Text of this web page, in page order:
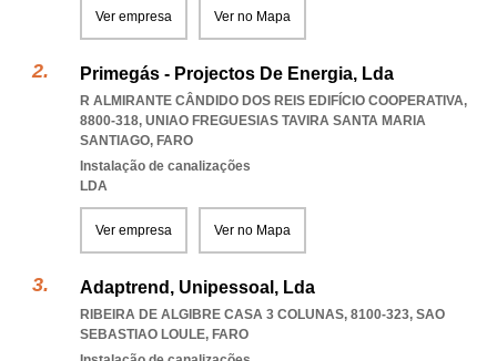
Ver empresa Ver no Mapa
Primegás - Projectos De Energia, Lda
R ALMIRANTE CÂNDIDO DOS REIS EDIFÍCIO COOPERATIVA,
8800-318, UNIAO FREGUESIAS TAVIRA SANTA MARIA
SANTIAGO, FARO
Instalação de canalizações
LDA
Ver empresa Ver no Mapa
Adaptrend, Unipessoal, Lda
RIBEIRA DE ALGIBRE CASA 3 COLUNAS, 8100-323, SAO
SEBASTIAO LOULE, FARO